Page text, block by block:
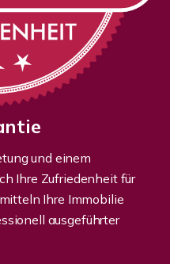
und einem
Ihre Zufriedenheit für
Ihre Immobilie
ausgeführter